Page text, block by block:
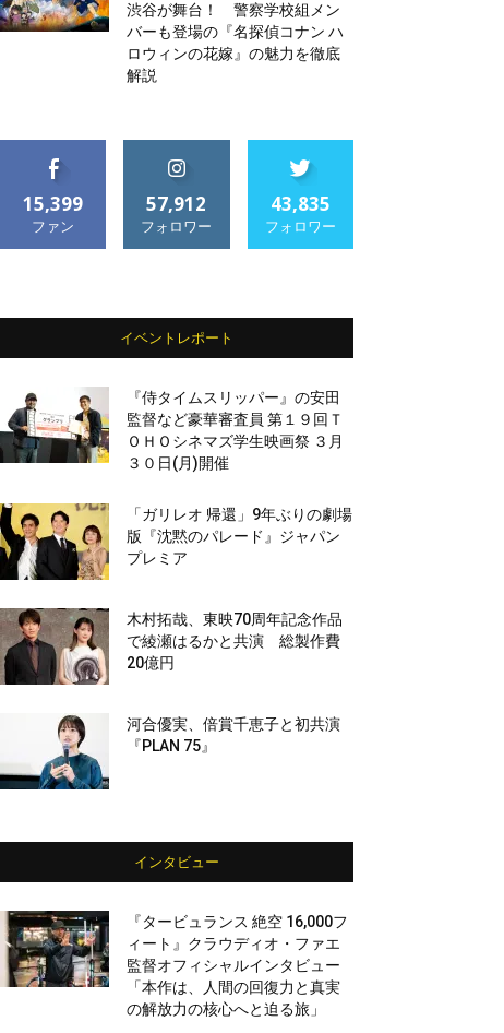
渋谷が舞台！ 警察学校組メン
バーも登場の『名探偵コナン ハ
ロウィンの花嫁』の魅力を徹底
解説
15,399
ファン
57,912
フォロワー
43,835
フォロワー
イベントレポート
『侍タイムスリッパー』の安田
監督など豪華審査員 第１９回Ｔ
ＯＨＯシネマズ学生映画祭 ３月
３０日(月)開催
「ガリレオ 帰還」9年ぶりの劇場
版『沈黙のパレード』ジャパン
プレミア
木村拓哉、東映70周年記念作品
で綾瀬はるかと共演 総製作費
20億円
河合優実、倍賞千恵子と初共演
『PLAN 75』
インタビュー
『タービュランス 絶空 16,000フ
ィート』クラウディオ・ファエ
監督オフィシャルインタビュー
「本作は、人間の回復力と真実
の解放力の核心へと迫る旅」